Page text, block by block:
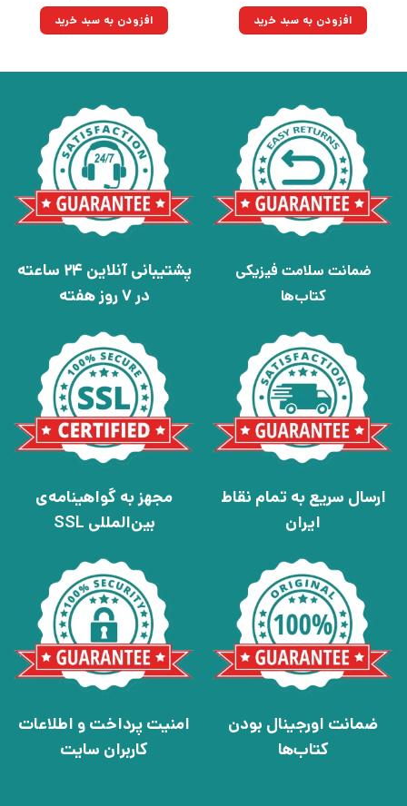
بود.
افزودن به سبد خرید ۱۶۰,۰۰۰تومان
بود.
۱۱۴,۴۰۰تومان.افزودن به سبد خرید
ضمانت سلامت فیزیکی
کتاب‌ها
پشتیبانی آنلاین 24 ساعته
در 7 روز هفته
ارسال سریع به تمام نقاط
ایران
مجهز به گواهینامه‌ی
بین‌المللی SSL
ضمانت اورجینال بودن
کتاب‌ها
امنیت پرداخت و اطلاعات
کاربران سایت